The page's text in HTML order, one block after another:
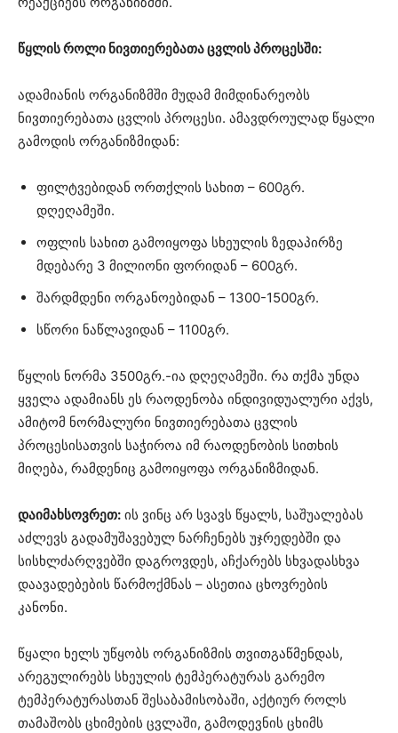
წყლის როლი ნივთიერებათა ცვლის პროცესში:
ადამიანის ორგანიზმში მუდამ მიმდინარეობს
ნივთიერებათა ცვლის პროცესი. ამავდროულად წყალი
გამოდის ორგანიზმიდან:
ფილტვებიდან ორთქლის სახით – 600გრ.
დღეღამეში.
ოფლის სახით გამოიყოფა სხეულის ზედაპირზე
მდებარე 3 მილიონი ფორიდან – 600გრ.
შარდმდენი ორგანოებიდან – 1300-1500გრ.
სწორი ნაწლავიდან – 1100გრ.
წყლის ნორმა 3500გრ.-ია დღეღამეში. რა თქმა უნდა
ყველა ადამიანს ეს რაოდენობა ინდივიდუალური აქვს,
ამიტომ ნორმალური ნივთიერებათა ცვლის
პროცესისათვის საჭიროა იმ რაოდენობის სითხის
მიღება, რამდენიც გამოიყოფა ორგანიზმიდან.
დაიმახსოვრეთ: ის ვინც არ სვავს წყალს, საშუალებას
აძლევს გადამუშავებულ ნარჩენებს უჯრედებში და
სისხლძარღვებში დაგროვდეს, აჩქარებს სხვადასხვა
დაავადებების წარმოქმნას – ასეთია ცხოვრების
კანონი.
წყალი ხელს უწყობს ორგანიზმის თვითგაწმენდას,
არეგულირებს სხეულის ტემპერატურას გარემო
ტემპერატურასთან შესაბამისობაში, აქტიურ როლს
თამაშობს ცხიმების ცვლაში, გამოდევნის ცხიმს